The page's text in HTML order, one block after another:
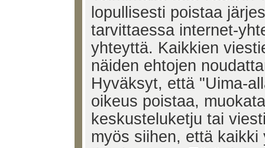
lopullisesti poistaa
tarvittaessa internet-
yhteyttä. Kaikkien
näiden ehtojen
Hyväksyt, että "Uima-
oikeus poistaa,
keskusteluketju tai
myös siihen, että